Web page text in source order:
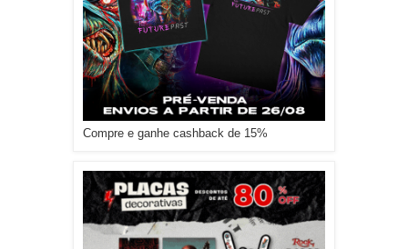
Compre e ganhe cashback de 15%